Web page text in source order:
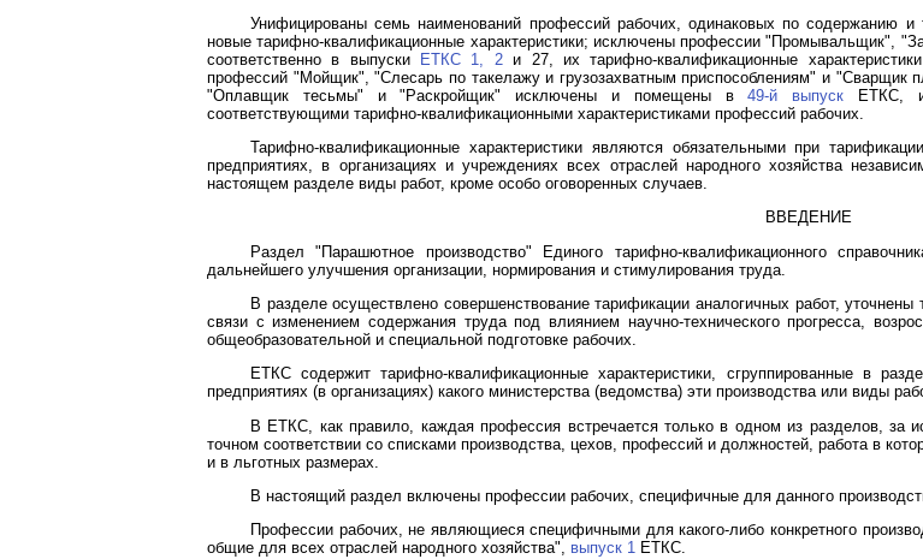
Унифицированы семь наименований профессий рабочих, одинаковых по содержанию
новые тарифно-квалификационные характеристики; исключены профессии "Промывальщик",
соответственно в выпуски ЕТКС 1, 2и 27, их тарифно-квалификационные
профессий "Мойщик", "Слесарь по такелажу и грузозахватным приспособлениям" и
"Оплавщик тесьмы" и "Раскройщик" исключены и помещены в49-й выпуск ЕТКС,
соответствующими тарифно-квалификационными характеристиками профессий рабочих.
Тарифно-квалификационные характеристики являются обязательными при
предприятиях, в организациях и учреждениях всех отраслей народного хозяйства
настоящем разделе виды работ, кроме особо оговоренных случаев.
ВВЕДЕНИЕ
Раздел "Парашютное производство" Единого тарифно-квалификационного
дальнейшего улучшения организации, нормирования и стимулирования труда.
В разделе осуществлено совершенствование тарификации аналогичных работ,
связи с изменением содержания труда под влиянием научно-технического прогресса,
общеобразовательной и специальной подготовке рабочих.
ЕТКС содержит тарифно-квалификационные характеристики, сгруппированные в
предприятиях (в организациях) какого министерства (ведомства) эти производства или виды
В ЕТКС, как правило, каждая профессия встречается только в одном из разделов, за
точном соответствии со списками производства, цехов, профессий и должностей, работа в
и в льготных размерах.
В настоящий раздел включены профессии рабочих, специфичные для данного
Профессии рабочих, не являющиеся специфичными для какого-либо конкретного
общие для всех отраслей народного хозяйства", выпуск 1 ЕТКС.